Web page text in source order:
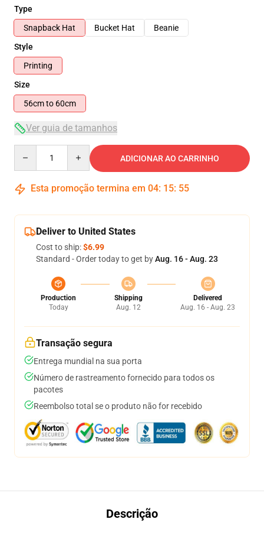
Type
Snapback Hat
Bucket Hat
Beanie
Style
Printing
Size
56cm to 60cm
Ver guia de tamanhos
ADICIONAR AO CARRINHO
Esta promoção termina em 04: 15: 54
Deliver to United States
Cost to ship:$6.99
Standard - Order today to get byAug. 16 - Aug. 23
Production
Today
Shipping
Aug. 12
Delivered
Aug. 16 - Aug. 23
Transação segura
Entrega mundial na sua porta
Número de rastreamento fornecido para todos os
pacotes
Reembolso total se o produto não for recebido
Descrição